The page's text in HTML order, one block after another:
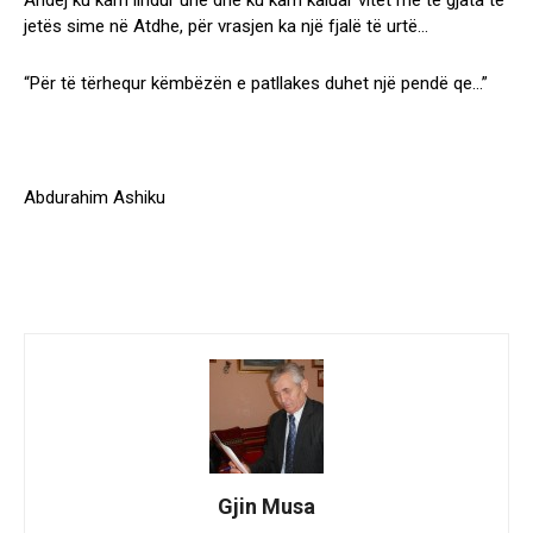
jetës sime në Atdhe, për vrasjen ka një fjalë të urtë…
“Për të tërhequr këmbëzën e patllakes duhet një pendë qe…”
Abdurahim Ashiku
Gjin Musa